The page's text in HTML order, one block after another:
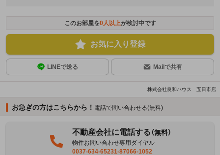
このお部屋を0人以上が検討中です
お気に入り登録
LINEで送る Mailで共有
株式会社良和ハウス 五日市店
お急ぎの方はこちらから！ 電話で問い合わせる(無料)
不動産会社に電話する（無料）
物件お問い合わせ専用ダイヤル
0037-634-65231-87066-1052